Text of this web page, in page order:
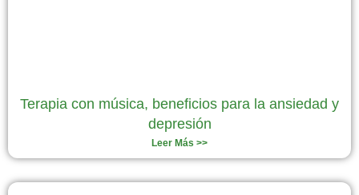
Terapia con música, beneficios para la ansiedad y
depresión
Leer Más >>